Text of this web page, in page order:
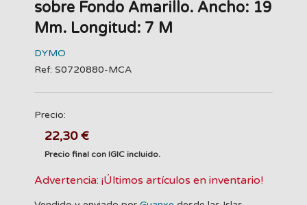
sobre Fondo Amarillo. Ancho: 19
Mm. Longitud: 7 M
DYMO
Ref: S0720880-MCA
Precio:
22,30 €
Precio final con IGIC incluido.
Advertencia: ¡Últimos artículos en inventario!